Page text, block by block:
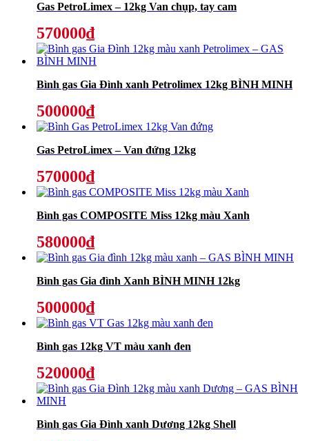
Gas PetroLimex – 12kg Van chụp, tay cam
570000₫
Bình gas Gia Đình xanh Petrolimex 12kg BÌNH MINH
500000₫
Gas PetroLimex – Van đứng 12kg
570000₫
Bình gas COMPOSITE Miss 12kg màu Xanh
580000₫
Bình gas Gia đình Xanh BÌNH MINH 12kg
500000₫
Bình gas 12kg VT màu xanh đen
520000₫
Bình gas Gia Đình xanh Dương 12kg Shell